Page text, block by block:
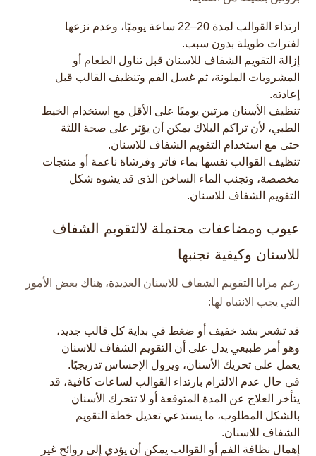
ارتداء القوالب لمدة 20–22 ساعة يوميًا، وعدم نزعها
لفترات طويلة بدون سبب.​
إزالة التقويم الشفاف للاسنان قبل تناول الطعام أو
المشروبات الملونة، ثم غسل الفم وتنظيف القالب قبل
إعادته.​
تنظيف الأسنان مرتين يوميًا على الأقل مع استخدام الخيط
الطبي، لأن تراكم البلاك يمكن أن يؤثر على صحة اللثة
حتى مع استخدام التقويم الشفاف للاسنان.​
تنظيف القوالب نفسها بماء فاتر وفرشاة ناعمة أو منتجات
مخصصة، وتجنب الماء الساخن الذي قد يشوه شكل
التقويم الشفاف للاسنان.​
عيوب ومضاعفات محتملة لالتقويم الشفاف
للاسنان وكيفية تجنبها
رغم مزايا التقويم الشفاف للاسنان العديدة، هناك بعض الأمور
التي يجب الانتباه لها:
قد تشعر بشد خفيف أو ضغط في بداية كل قالب جديد،
وهو أمر طبيعي يدل على أن التقويم الشفاف للاسنان
يعمل على تحريك الأسنان، ويزول الإحساس تدريجيًا.​
في حال عدم الالتزام بارتداء القوالب لساعات كافية، قد
يتأخر العلاج عن المدة المتوقعة أو لا تتحرك الأسنان
بالشكل المطلوب، ما يستدعي تعديل خطة التقويم
الشفاف للاسنان.​
إهمال نظافة الفم أو القوالب يمكن أن يؤدي إلى روائح غير